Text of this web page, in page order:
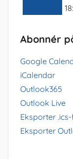
Abonnér
Google
iCalendar
Outlook365
Outlook Live
Eksporter
Eksporter